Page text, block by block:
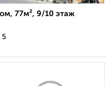
77м², 9/10 этаж
5